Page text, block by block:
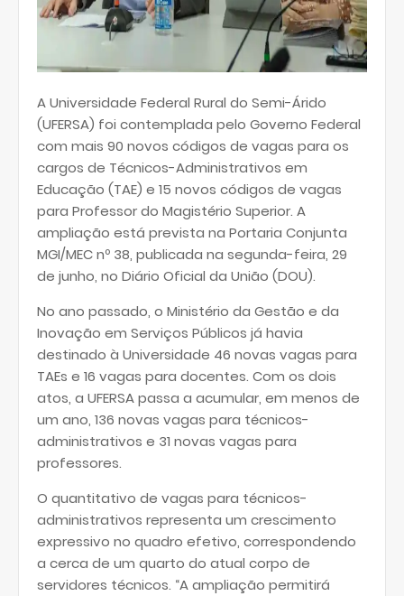
A Universidade Federal Rural do Semi-Árido
(UFERSA) foi contemplada pelo Governo Federal
com mais 90 novos códigos de vagas para os
cargos de Técnicos-Administrativos em
Educação (TAE) e 15 novos códigos de vagas
para Professor do Magistério Superior. A
ampliação está prevista na Portaria Conjunta
MGI/MEC nº 38, publicada na segunda-feira, 29
de junho, no Diário Oficial da União (DOU).
No ano passado, o Ministério da Gestão e da
Inovação em Serviços Públicos já havia
destinado à Universidade 46 novas vagas para
TAEs e 16 vagas para docentes. Com os dois
atos, a UFERSA passa a acumular, em menos de
um ano, 136 novas vagas para técnicos-
administrativos e 31 novas vagas para
professores.
O quantitativo de vagas para técnicos-
administrativos representa um crescimento
expressivo no quadro efetivo, correspondendo
a cerca de um quarto do atual corpo de
servidores técnicos. “A ampliação permitirá